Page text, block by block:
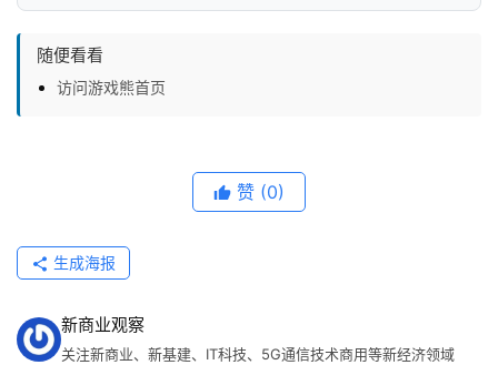
随便看看
访问游戏熊首页
赞 (0)
生成海报
新商业观察
关注新商业、新基建、IT科技、5G通信技术商用等新经济领域